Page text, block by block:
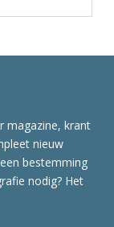
magazine, krant
nieuw
bestemming
nodig? Het